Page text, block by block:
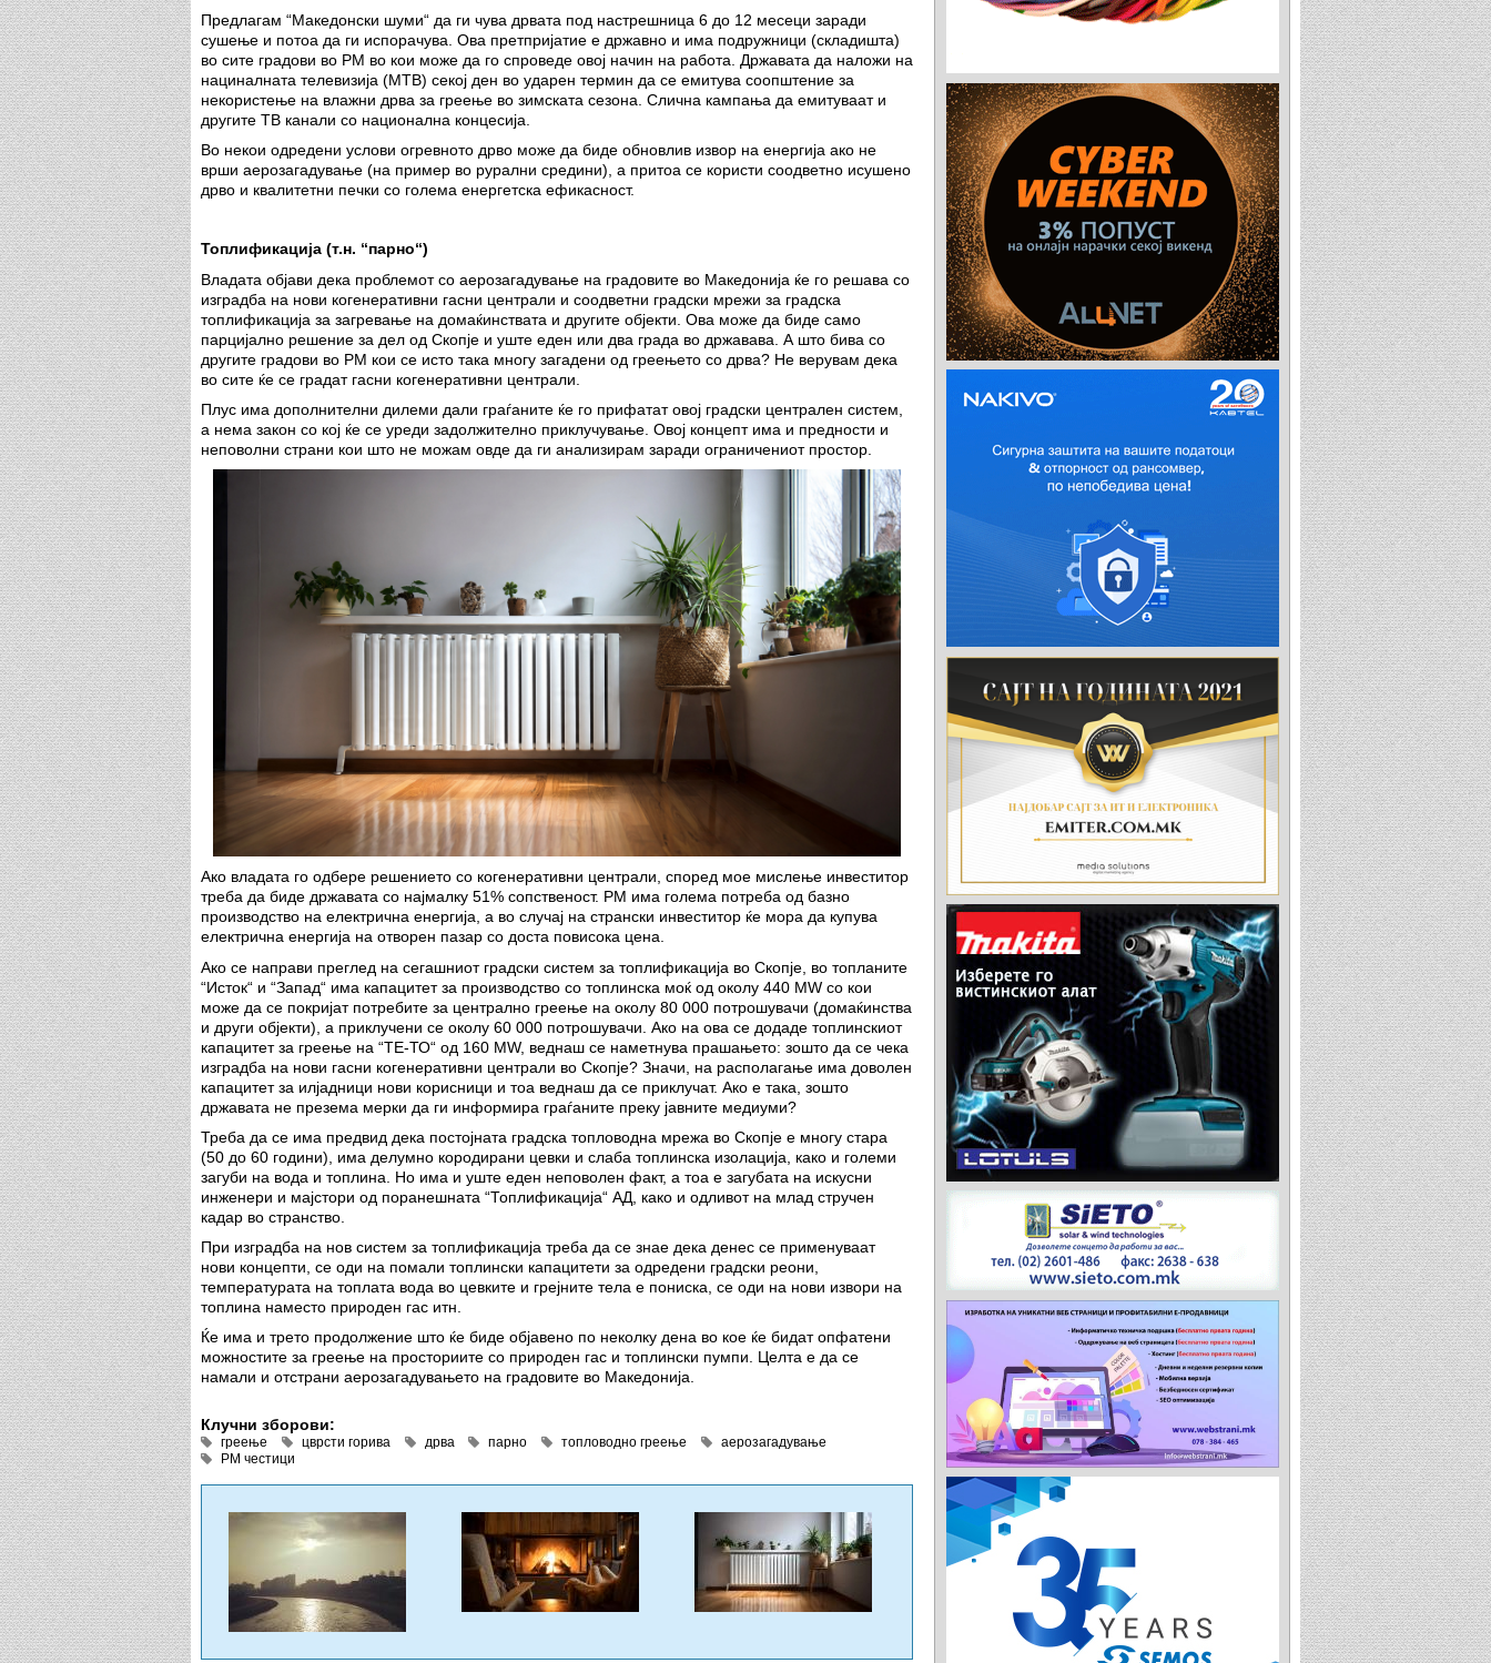
Предлагам “Македонски шуми“ да ги чува дрвата под настрешница 6 до 12 месеци заради
сушење и потоа да ги испорачува. Ова претпријатие е државно и има подружници (складишта)
во сите градови во РМ во кои може да го спроведе овој начин на работа. Државата да наложи на
нациналната телевизија (МТВ) секој ден во ударен термин да се емитува соопштение за
некористење на влажни дрва за греење во зимската сезона. Слична кампања да емитуваат и
другите ТВ канали со национална концесија.
Во некои одредени услови огревното дрво може да биде обновлив извор на енергија ако не
врши аерозагадување (на пример во рурални средини), а притоа се користи соодветно исушено
дрво и квалитетни печки со голема енергетска ефикасност.
Топлификација (т.н. “парно“)
Владата објави дека проблемот со аерозагадување на градовите во Македонија ќе го решава со
изградба на нови когенеративни гасни централи и соодветни градски мрежи за градска
топлификација за загревање на домаќинствата и другите објекти. Ова може да биде само
парцијално решение за дел од Скопје и уште еден или два града во државава. А што бива со
другите градови во РМ кои се исто така многу загадени од греењето со дрва? Не верувам дека
во сите ќе се градат гасни когенеративни централи.
Плус има дополнителни дилеми дали граѓаните ќе го прифатат овој градски централен систем,
а нема закон со кој ќе се уреди задолжително приклучување. Овој концепт има и предности и
неповолни страни кои што не можам овде да ги анализирам заради ограничениот простор.
Ако владата го одбере решението со когенеративни централи, според мое мислење инвеститор
треба да биде државата со најмалку 51% сопственост. РМ има голема потреба од базно
производство на електрична енергија, а во случај на странски инвеститор ќе мора да купува
електрична енергија на отворен пазар со доста повисока цена.
Ако се направи преглед на сегашниот градски систем за топлификација во Скопје, во топланите
“Исток“ и “Запад“ има капацитет за производство со топлинска моќ од околу 440 MW со кои
може да се покријат потребите за централно греење на околу 80 000 потрошувачи (домаќинства
и други објекти), а приклучени се околу 60 000 потрошувачи. Ако на ова се додаде топлинскиот
капацитет за греење на “ТЕ-ТО“ од 160 MW, веднаш се наметнува прашањето: зошто да се чека
изградба на нови гасни когенеративни централи во Скопје? Значи, на располагање има доволен
капацитет за илјадници нови корисници и тоа веднаш да се приклучат. Ако е така, зошто
државата не презема мерки да ги информира граѓаните преку јавните медиуми?
Треба да се има предвид дека постојната градска топловодна мрежа во Скопје е многу стара
(50 до 60 години), има делумно кородирани цевки и слаба топлинска изолација, како и големи
загуби на вода и топлина. Но има и уште еден неповолен факт, а тоа е загубата на искусни
инженери и мајстори од поранешната “Топлификација“ АД, како и одливот на млад стручен
кадар во странство.
При изградба на нов систем за топлификација треба да се знае дека денес се применуваат
нови концепти, се оди на помали топлински капацитети за одредени градски реони,
температурата на топлата вода во цевките и грејните тела е пониска, се оди на нови извори на
топлина наместо природен гас итн.
Ќе има и трето продолжение што ќе биде објавено по неколку дена во кое ќе бидат опфатени
можностите за греење на просториите со природен гас и топлински пумпи. Целта е да се
намали и отстрани аерозагадувањето на градовите во Македонија.
Клучни зборови:
греење цврсти горива дрва парно топловодно греење
аерозагадување
PM честици